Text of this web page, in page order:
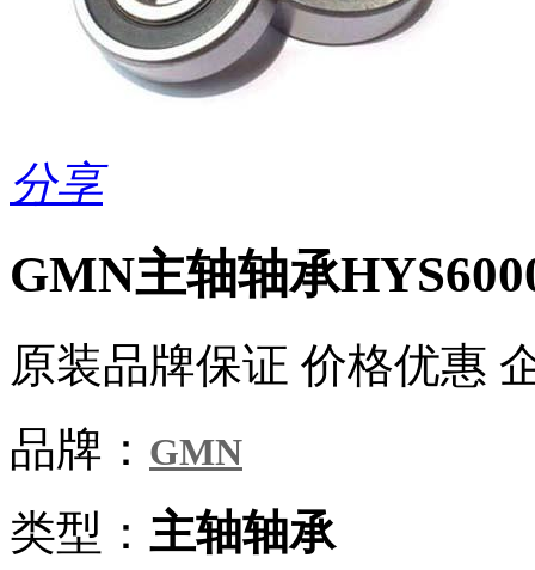
分享
GMN主轴轴承
原装品牌保证 价格优惠
品牌： GMN
类型： 主轴轴承